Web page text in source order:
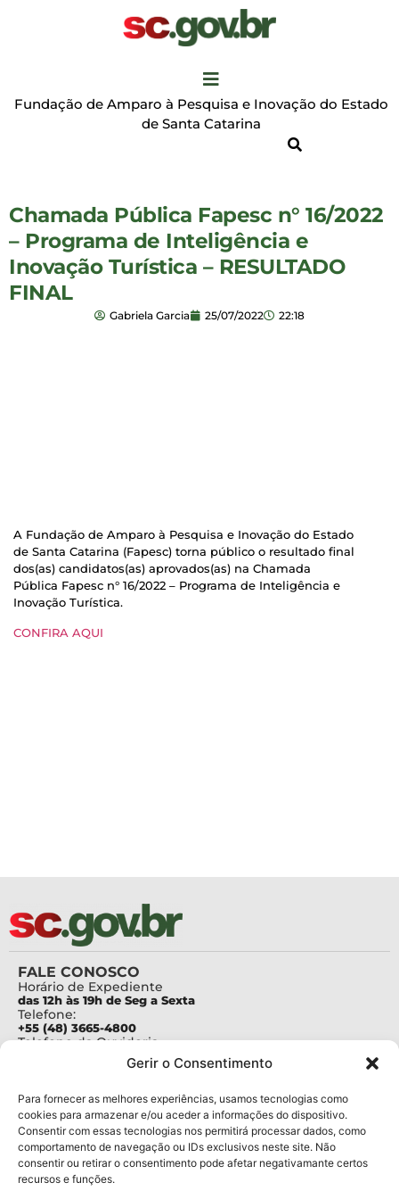
Gerir o Consentimento
Para fornecer as melhores experiências, usamos tecnologias como
cookies para armazenar e/ou aceder a informações do dispositivo.
Consentir com essas tecnologias nos permitirá processar dados, como
comportamento de navegação ou IDs exclusivos neste site. Não
consentir ou retirar o consentimento pode afetar negativamante certos
recursos e funções.
Fundação de Amparo à Pesquisa e Inovação do Estado
de Santa Catarina
Chamada Pública Fapesc n° 16/2022
– Programa de Inteligência e
Inovação Turística – RESULTADO
FINAL
Gabriela Garcia 25/07/2022 22:18
A Fundação de Amparo à Pesquisa e Inovação do Estado
de Santa Catarina (Fapesc) torna público o resultado final
dos(as) candidatos(as) aprovados(as) na Chamada
Pública Fapesc n° 16/2022 – Programa de Inteligência e
Inovação Turística.
CONFIRA AQUI
FALE CONOSCO
Horário de Expediente
das 12h às 19h de Seg a Sexta
Telefone:
+55 (48) 3665-4800
Telefone da Ouvidoria
Para assuntos relacionados à Pesquisa
pesquisa@fapesc.sc.gov.br
Para assuntos relacionados à Inovação
inovacao@fapesc.sc.gov.br
Para assuntos relacionados à Bolsas
bolsas@fapesc.sc.gov.br
Para assuntos relacionados à Prestação de Contas